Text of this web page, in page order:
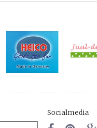
Socialmedia